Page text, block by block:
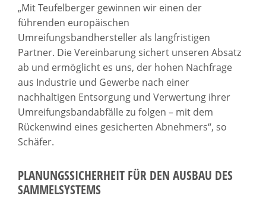
„Mit Teufelberger gewinnen wir einen der
führenden europäischen
Umreifungsbandhersteller als langfristigen
Partner. Die Vereinbarung sichert unseren Absatz
ab und ermöglicht es uns, der hohen Nachfrage
aus Industrie und Gewerbe nach einer
nachhaltigen Entsorgung und Verwertung ihrer
Umreifungsbandabfälle zu folgen – mit dem
Rückenwind eines gesicherten Abnehmers“, so
Schäfer.
PLANUNGSSICHERHEIT FÜR DEN AUSBAU DES
SAMMELSYSTEMS